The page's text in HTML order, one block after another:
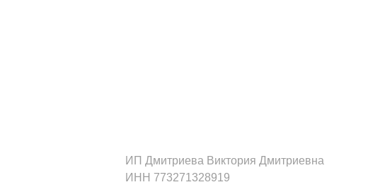
ИП Дмитриева Виктория Дмитриевна
ИНН 773271328919